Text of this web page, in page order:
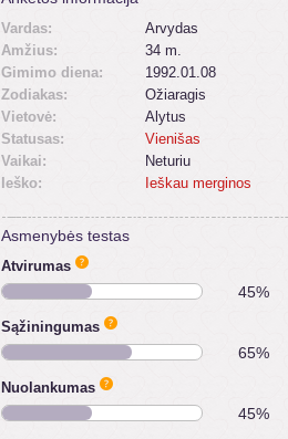
Vardas:
Arvydas
Amžius:
34 m.
Gimimo diena:
1992.01.08
Zodiakas:
Ožiaragis
Vietovė:
Alytus
Statusas:
Vienišas
Vaikai:
Neturiu
Ieško:
Ieškau merginos
Asmenybės testas
Atvirumas
45%
Sąžiningumas
65%
Nuolankumas
45%